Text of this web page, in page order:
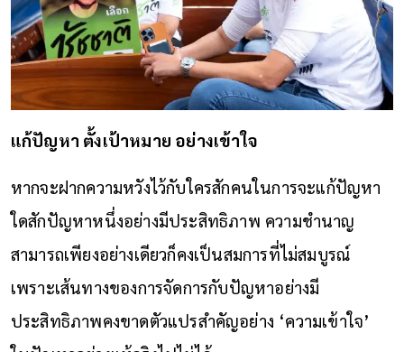
แก้ปัญหา ตั้งเป้าหมาย อย่างเข้าใจ
หากจะฝากความหวังไว้กับใครสักคนในการจะแก้ปัญหา
ใดสักปัญหาหนึ่งอย่างมีประสิทธิภาพ ความชำนาญ
สามารถเพียงอย่างเดียวก็คงเป็นสมการที่ไม่สมบูรณ์
เพราะเส้นทางของการจัดการกับปัญหาอย่างมี
ประสิทธิภาพคงขาดตัวแปรสำคัญอย่าง ‘ความเข้าใจ’